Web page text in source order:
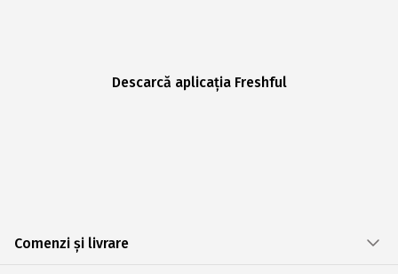
Descarcă aplicația Freshful
Comenzi și livrare